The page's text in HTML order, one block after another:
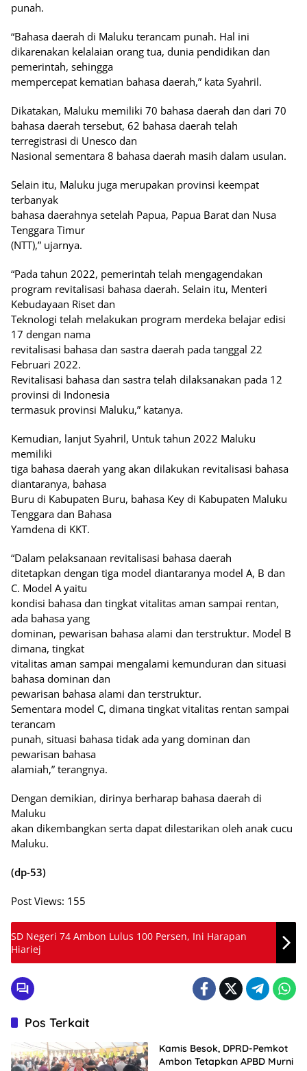
punah.
“Bahasa daerah di Maluku terancam punah. Hal ini
dikarenakan kelalaian orang tua, dunia pendidikan dan
pemerintah, sehingga
mempercepat kematian bahasa daerah,” kata Syahril.
Dikatakan, Maluku memiliki 70 bahasa daerah dan dari 70
bahasa daerah tersebut, 62 bahasa daerah telah
terregistrasi di Unesco dan
Nasional sementara 8 bahasa daerah masih dalam usulan.
Selain itu, Maluku juga merupakan provinsi keempat
terbanyak
bahasa daerahnya setelah Papua, Papua Barat dan Nusa
Tenggara Timur
(NTT),” ujarnya.
“Pada tahun 2022, pemerintah telah mengagendakan
program revitalisasi bahasa daerah. Selain itu, Menteri
Kebudayaan Riset dan
Teknologi telah melakukan program merdeka belajar edisi
17 dengan nama
revitalisasi bahasa dan sastra daerah pada tanggal 22
Februari 2022.
Revitalisasi bahasa dan sastra telah dilaksanakan pada 12
provinsi di Indonesia
termasuk provinsi Maluku,” katanya.
Kemudian, lanjut Syahril, Untuk tahun 2022 Maluku
memiliki
tiga bahasa daerah yang akan dilakukan revitalisasi bahasa
diantaranya, bahasa
Buru di Kabupaten Buru, bahasa Key di Kabupaten Maluku
Tenggara dan Bahasa
Yamdena di KKT.
“Dalam pelaksanaan revitalisasi bahasa daerah
ditetapkan dengan tiga model diantaranya model A, B dan
C. Model A yaitu
kondisi bahasa dan tingkat vitalitas aman sampai rentan,
ada bahasa yang
dominan, pewarisan bahasa alami dan terstruktur. Model B
dimana, tingkat
vitalitas aman sampai mengalami kemunduran dan situasi
bahasa dominan dan
pewarisan bahasa alami dan terstruktur.
Sementara model C, dimana tingkat vitalitas rentan sampai
terancam
punah, situasi bahasa tidak ada yang dominan dan
pewarisan bahasa
alamiah,” terangnya.
Dengan demikian, dirinya berharap bahasa daerah di
Maluku
akan dikembangkan serta dapat dilestarikan oleh anak cucu
Maluku.
(dp-53)
Post Views: 155
SD Negeri 74 Ambon Lulus 100 Persen, Ini Harapan
Hiariej
Pos Terkait
Kamis Besok, DPRD-Pemkot
Ambon Tetapkan APBD Murni